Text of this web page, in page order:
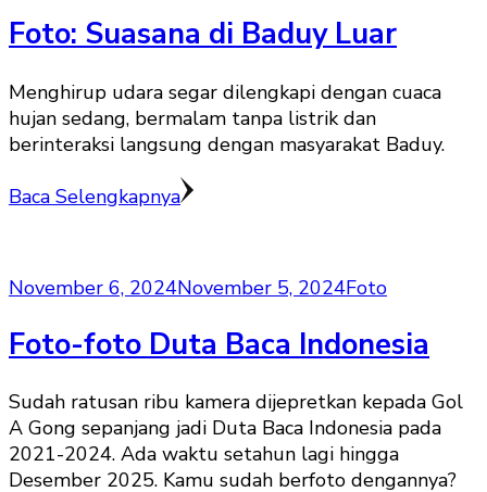
Foto: Suasana di Baduy Luar
Menghirup udara segar dilengkapi dengan cuaca
hujan sedang, bermalam tanpa listrik dan
berinteraksi langsung dengan masyarakat Baduy.
Baca Selengkapnya
November 6, 2024November 5, 2024Foto
Foto-foto Duta Baca Indonesia
Sudah ratusan ribu kamera dijepretkan kepada Gol
A Gong sepanjang jadi Duta Baca Indonesia pada
2021-2024. Ada waktu setahun lagi hingga
Desember 2025. Kamu sudah berfoto dengannya?